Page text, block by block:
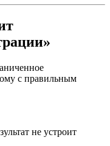
с правильным
не устроит